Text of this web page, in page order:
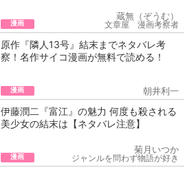
漫画
蔵無（ぞうむ）
文章屋 漫画考察者
原作『隣人13号』結末までネタバレ考
察！名作サイコ漫画が無料で読める！
漫画 朝井利一
伊藤潤二『富江』の魅力 何度も殺される
美少女の結末は【ネタバレ注意】
漫画
菊月いつか
ジャンルを問わず物語が好き